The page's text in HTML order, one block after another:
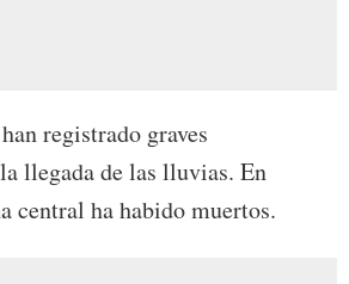
registrado graves
llegada de las lluvias. En
central ha habido muertos.